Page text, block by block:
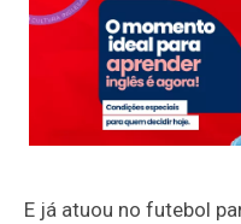
E já atuou no futebol